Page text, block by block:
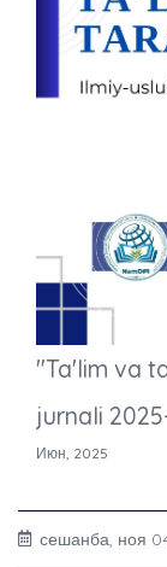
"Ta'lim va
jurnali
Июн, 2025
сешанба,